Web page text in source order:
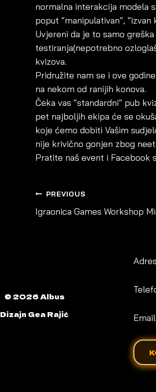
normalna interakcija modela
poput “manipulativan”,
Uvjereni da je to samo
testiranja(nepotrebno
kvizova.
Pridružite nam se i ove
na nekom od ranijih konova.
Čeka vas “standardni” pub
pet najboljih ekipa će se
koje ćemo dobiti Vašim
nije krivično gonjen zbog
Pratite naš event i Facebook
POST
NAVIGATION
PREVIOUS
Igraonica Games Workshop
© 2026 Albus
Dizajn Gea Rajić